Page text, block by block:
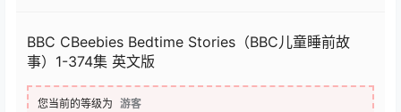
BBC CBeebies Bedtime Stories（BBC儿童睡前故
事）1-374集 英文版
您当前的等级为 游客